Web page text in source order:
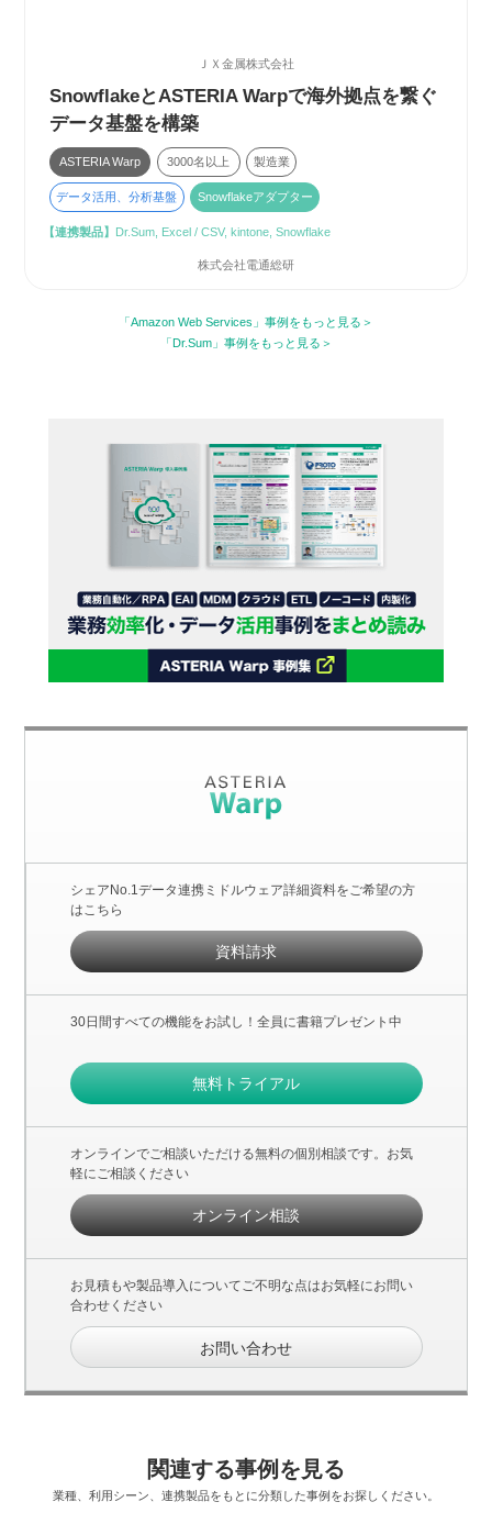
ＪＸ金属株式会社
SnowflakeとASTERIA Warpで海外拠点を繋ぐ
データ基盤を構築
ASTERIA Warp 3000名以上 製造業
データ活用、分析基盤 Snowflakeアダプター
【連携製品】 Dr.Sum, Excel / CSV, kintone, Snowflake
株式会社電通総研
「Amazon Web Services」事例をもっと見る
「Dr.Sum」事例をもっと見る
シェアNo.1データ連携ミドルウェア詳細資料をご希望の方
はこちら
資料請求
30日間すべての機能をお試し！全員に書籍プレゼント中
無料トライアル
オンラインでご相談いただける無料の個別相談です。お気
軽にご相談ください
オンライン相談
お見積もや製品導入についてご不明な点はお気軽にお問い
合わせください
お問い合わせ
関連する事例を見る
業種、利用シーン、連携製品をもとに分類した事例をお探しください。